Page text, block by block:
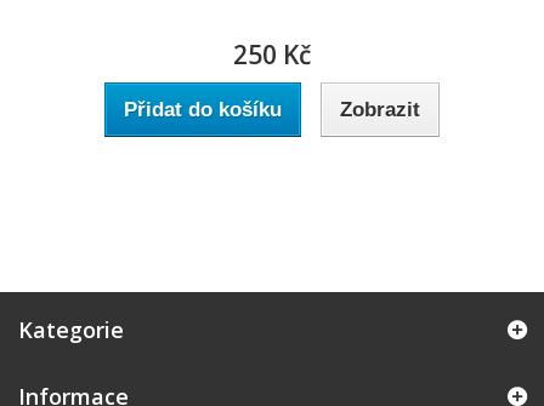
250 Kč
Přidat do košíku Zobrazit
Kategorie
Informace